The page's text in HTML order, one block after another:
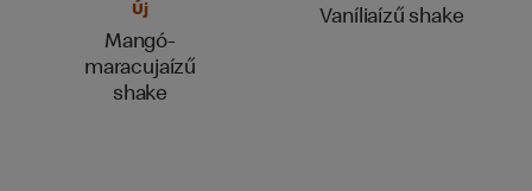
Új
Mangó-
maracujaízű
shake
Vaníliaízű shake